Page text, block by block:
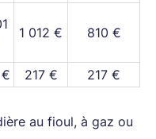
1 012 € 810 €
217 € 217 €
au fioul, à gaz ou